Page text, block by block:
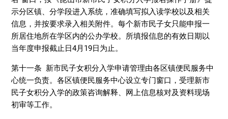
示分区镇、分学段进入系统，准确填写拟入读学校以及相关
信息，并按要求录入相关附件。每个新市民子女只能申报一
所居住地所在学区内的公办学校。所填报信息的有效日期以
当年度申报截止日4月19日为止。
第十一条 新市民子女积分入学申请管理由各区镇便民服务中
心统一负责。各区镇便民服务中心设立专门窗口，受理新市
民子女积分入学的政策咨询解释、网上信息核对及资料现场
初审等工作。